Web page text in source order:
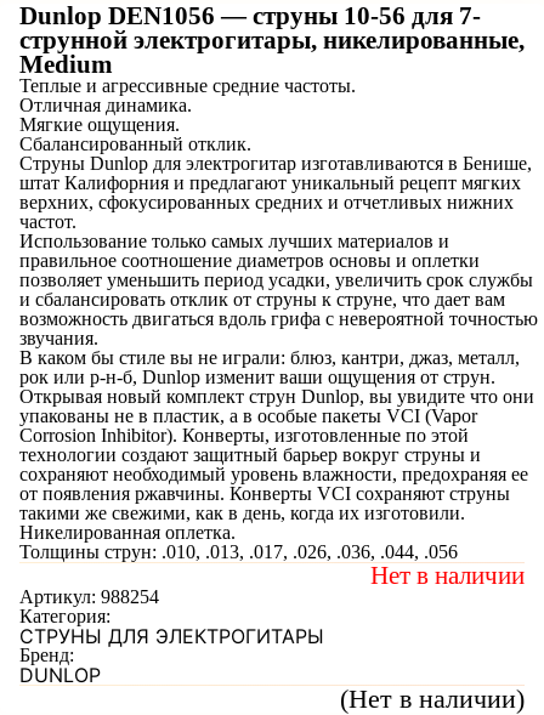
Dunlop DEN1056 — струны 10-56 для 7-
струнной электрогитары, никелированные,
Medium
(Нет в наличии)
Теплые и агрессивные средние частоты.
Отличная динамика.
Мягкие ощущения.
Сбалансированный отклик.
Струны Dunlop для электрогитар изготавливаются в Бенише,
штат Калифорния и предлагают уникальный рецепт мягких
верхних, сфокусированных средних и отчетливых нижних
частот.
Использование только самых лучших материалов и
правильное соотношение диаметров основы и оплетки
позволяет уменьшить период усадки, увеличить срок службы
и сбалансировать отклик от струны к струне, что дает вам
возможность двигаться вдоль грифа с невероятной точностью
звучания.
В каком бы стиле вы не играли: блюз, кантри, джаз, металл,
рок или р-н-б, Dunlop изменит ваши ощущения от струн.
Открывая новый комплект струн Dunlop, вы увидите что они
упакованы не в пластик, а в особые пакеты VCI (Vapor
Corrosion Inhibitor). Конверты, изготовленные по этой
технологии создают защитный барьер вокруг струны и
сохраняют необходимый уровень влажности, предохраняя ее
от появления ржавчины. Конверты VCI сохраняют струны
такими же свежими, как в день, когда их изготовили.
Никелированная оплетка.
Толщины струн: .010, .013, .017, .026, .036, .044, .056
Нет в наличии
Артикул: 988254
Категория:
СТРУНЫ ДЛЯ ЭЛЕКТРОГИТАРЫ
Бренд:
DUNLOP